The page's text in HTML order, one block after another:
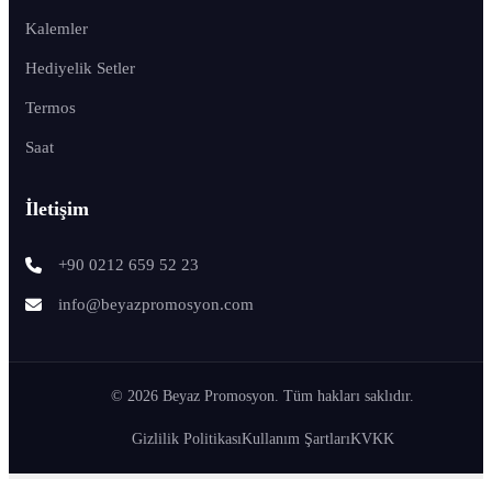
Kalemler
Hediyelik Setler
Termos
Saat
İletişim
+90 0212 659 52 23
info@beyazpromosyon.com
© 2026 Beyaz Promosyon. Tüm hakları saklıdır.
Gizlilik PolitikasıKullanım ŞartlarıKVKK